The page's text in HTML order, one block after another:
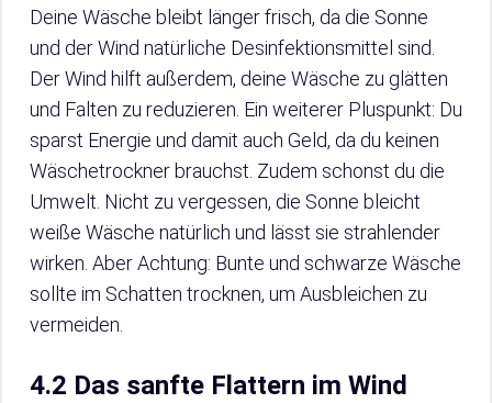
Deine Wäsche bleibt länger frisch, da die Sonne
und der Wind natürliche Desinfektionsmittel sind.
Der Wind hilft außerdem, deine Wäsche zu glätten
und Falten zu reduzieren. Ein weiterer Pluspunkt: Du
sparst Energie und damit auch Geld, da du keinen
Wäschetrockner brauchst. Zudem schonst du die
Umwelt. Nicht zu vergessen, die Sonne bleicht
weiße Wäsche natürlich und lässt sie strahlender
wirken. Aber Achtung: Bunte und schwarze Wäsche
sollte im Schatten trocknen, um Ausbleichen zu
vermeiden.
4.2 Das sanfte Flattern im Wind